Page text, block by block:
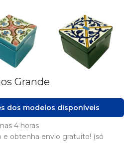
Grande
dos modelos disponíveis
4 horas
e obtenha envio gratuito! (só